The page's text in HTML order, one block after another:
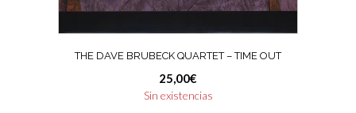
THE DAVE BRUBECK QUARTET – TIME OUT
25,00€
Sin existencias